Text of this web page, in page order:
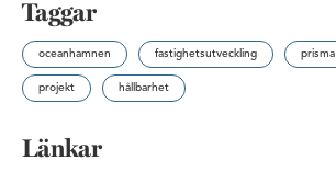
Taggar
oceanhamnen fastighetsutveckling prisma
projekt hållbarhet
Länkar